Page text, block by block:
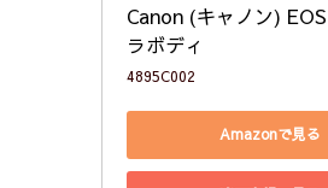
Canon (キャノン)
ラボディ
4895C002
Amazonで見る